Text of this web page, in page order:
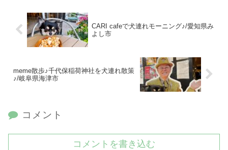
CARI cafeで犬連れモーニング♪/愛知県み
よし市
meme散歩♪千代保稲荷神社を犬連れ散策
♪/岐阜県海津市
コメント
コメントを書き込む